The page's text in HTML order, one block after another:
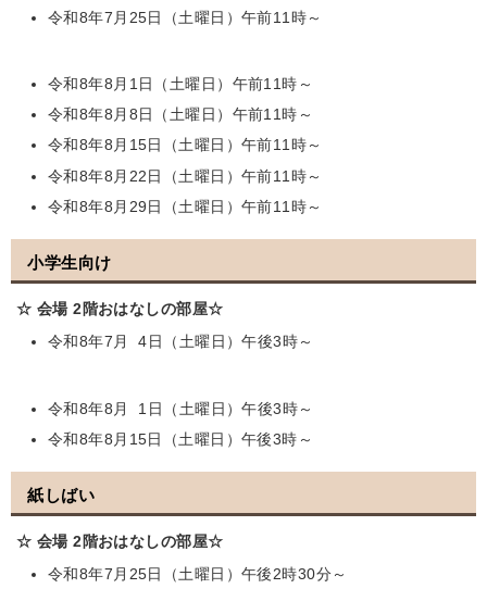
令和8年7月25日（土曜日）午前11時～
令和8年8月1日（土曜日）午前11時～
令和8年8月8日（土曜日）午前11時～
令和8年8月15日（土曜日）午前11時～
令和8年8月22日（土曜日）午前11時～
令和8年8月29日（土曜日）午前11時～
小学生向け
☆ 会場 2階おはなしの部屋☆
令和8年7月 4日（土曜日）午後3時～
令和8年8月 1日（土曜日）午後3時～
令和8年8月15日（土曜日）午後3時～
紙しばい
☆ 会場 2階おはなしの部屋☆
令和8年7月25日（土曜日）午後2時30分～